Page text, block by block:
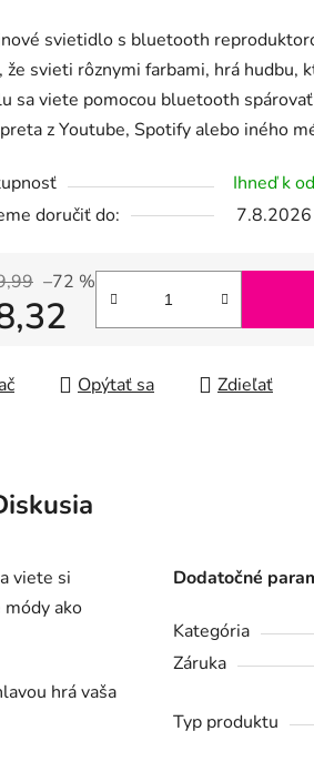
svietidlo s bluetooth
že svieti rôznymi farbami, hrá hudbu,
sa viete pomocou bluetooth
z Youtube, Spotify alebo iného
Ihneď k
doručiť do:
7.8.2026
–72 %
Opýtať sa Zdieľať
viete si
ako
hrá vaša
Dodatočné
Kategória
Záruka
Typ produktu